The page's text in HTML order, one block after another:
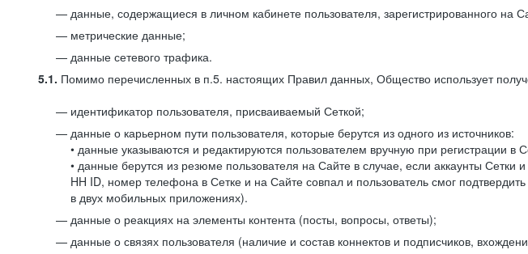
данные, содержащиеся в личном кабинете пользователя, зарегистрированного на
метрические данные;
данные сетевого трафика.
5.1. Помимо перечисленных в п.5. настоящих Правил данных, Общество использует
идентификатор пользователя, присваиваемый Сеткой;
данные о карьерном пути пользователя, которые берутся из одного из источников:
• данные указываются и редактируются пользователем вручную при регистрации в
• данные берутся из резюме пользователя на Сайте в случае, если аккаунты
HH ID, номер телефона в Сетке и на Сайте совпал и пользователь смог
в двух мобильных приложениях).
данные о реакциях на элементы контента (посты, вопросы, ответы);
данные о связях пользователя (наличие и состав коннектов и подписчиков,